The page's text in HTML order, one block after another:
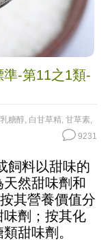
-第11之1類-
乳糖醇, 白甘草精, 甘草素,
9231
飼料以甜味的
然甜味劑和
其營養價值分
劑；按其化
甜味劑。